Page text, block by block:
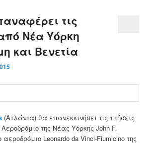
τις
Νέα Υόρκη
και Βενετία
(Ατλάντα) θα επανεκκινήσει τις πτήσεις
της Νέας Υόρκης John F.
αεροδρόμιο Leonardo da Vinci-Fiumicino της